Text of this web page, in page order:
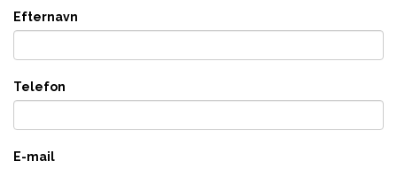
Efternavn
Telefon
E-mail